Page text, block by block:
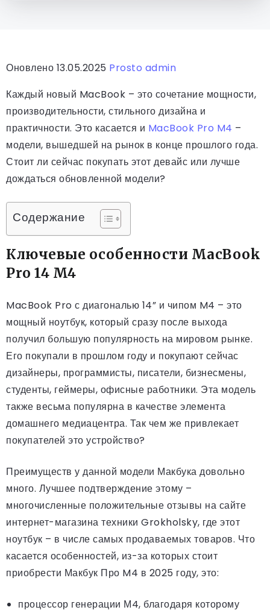
Оновлено 13.05.2025 Prosto admin
Каждый новый MacBook – это сочетание мощности,
производительности, стильного дизайна и
практичности. Это касается и MacBook Pro M4 –
модели, вышедшей на рынок в конце прошлого года.
Стоит ли сейчас покупать этот девайс или лучше
дождаться обновленной модели?
Содержание
Ключевые особенности MacBook
Pro 14 M4
MacBook Pro с диагональю 14” и чипом M4 – это
мощный ноутбук, который сразу после выхода
получил большую популярность на мировом рынке.
Его покупали в прошлом году и покупают сейчас
дизайнеры, программисты, писатели, бизнесмены,
студенты, геймеры, офисные работники. Эта модель
также весьма популярна в качестве элемента
домашнего медиацентра. Так чем же привлекает
покупателей это устройство?
Преимуществ у данной модели Макбука довольно
много. Лучшее подтверждение этому –
многочисленные положительные отзывы на сайте
интернет-магазина техники Grokholsky, где этот
ноутбук – в числе самых продаваемых товаров. Что
касается особенностей, из-за которых стоит
приобрести Макбук Про M4 в 2025 году, это:
процессор генерации М4, благодаря которому